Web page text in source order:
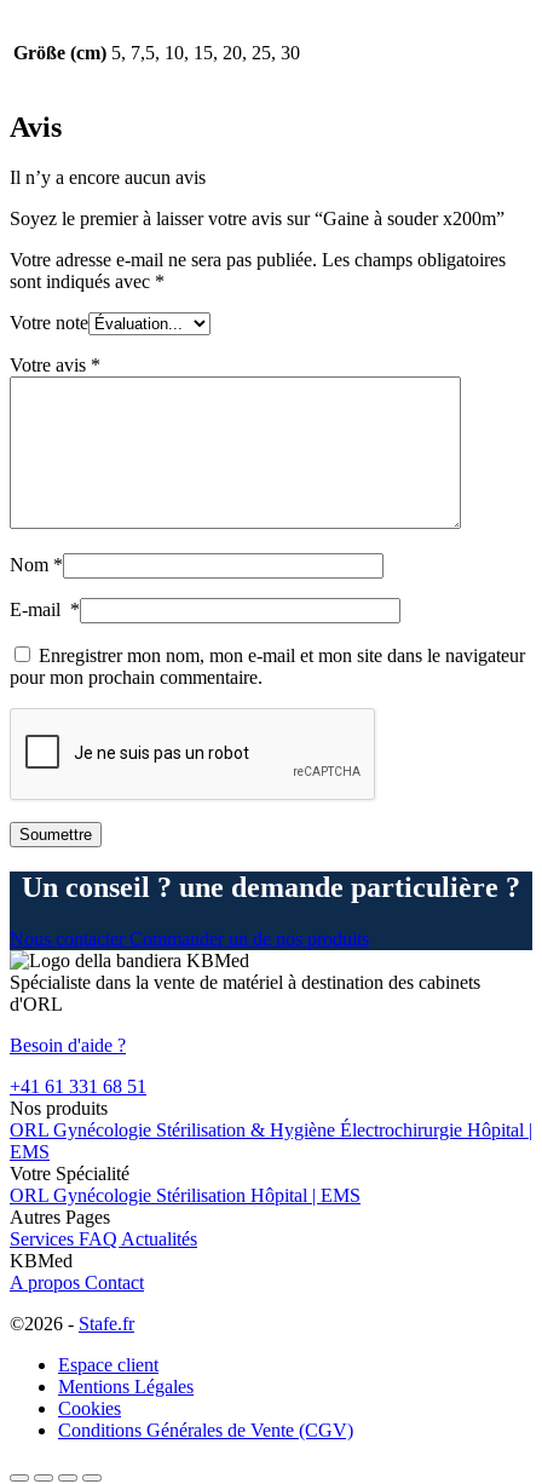
Größe (cm) 5, 7,5, 10, 15, 20, 25, 30
Avis
Il n’y a encore aucun avis
Soyez le premier à laisser votre avis sur “Gaine à souder x200m”
Votre adresse e-mail ne sera pas publiée. Les champs obligatoires
sont indiqués avec *
Votre note
Votre avis *
Nom *
E-mail *
Enregistrer mon nom, mon e-mail et mon site dans le navigateur
pour mon prochain commentaire.
Un conseil ? une demande particulière ?
Nous contacter Commander un de nos produits
Spécialiste dans la vente de matériel à destination des cabinets
d'ORL
Besoin d'aide ?
+41 61 331 68 51
Nos produits
ORL Gynécologie Stérilisation & Hygiène Électrochirurgie Hôpital |
EMS
Votre Spécialité
ORL Gynécologie Stérilisation Hôpital | EMS
Autres Pages
Services FAQ Actualités
KBMed
A propos Contact
©2026 - Stafe.fr
Espace client
Mentions Légales
Cookies
Conditions Générales de Vente (CGV)